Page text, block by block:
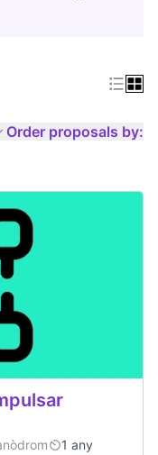
Order proposals by:
1 any